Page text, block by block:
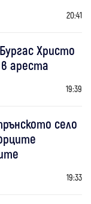
20:41
Христо
ареста
19:39
село
19:33